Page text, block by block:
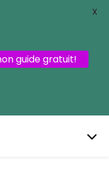
guide gratuit!
X